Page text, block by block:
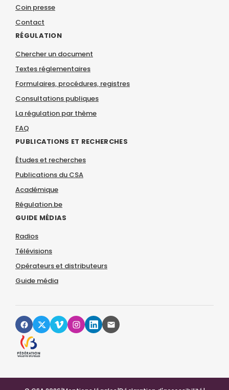
Coin presse
Contact
RÉGULATION
Chercher un document
Textes réglementaires
Formulaires, procédures, registres
Consultations publiques
La régulation par thème
FAQ
PUBLICATIONS ET RECHERCHES
Études et recherches
Publications du CSA
Académique
Régulation.be
GUIDE MÉDIAS
Radios
Télévisions
Opérateurs et distributeurs
Guide média